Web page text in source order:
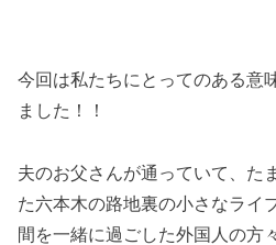
今回は私たちにとってのある意
ました！！
夫のお父さんが通っていて、た
た六本木の路地裏の小さなライ
間を一緒に過ごした外国人の方